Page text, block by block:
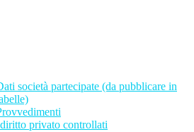
società partecipate (da pubblicare in
privato controllati